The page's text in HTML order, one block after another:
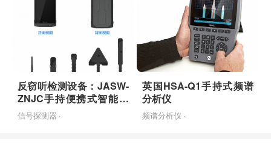
反窃听检测设备：JASW-
ZNJC手持便携式智能检
测设备
信号探测器 ·
英国HSA-Q1手持式频谱
分析仪
频谱分析仪 ·